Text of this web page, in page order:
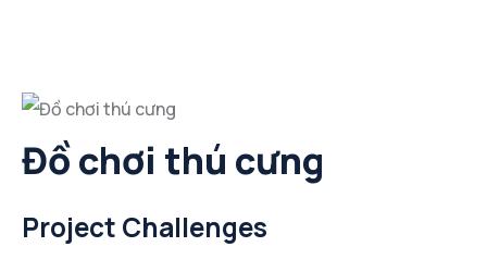
Đồ chơi thú cưng
Project Challenges